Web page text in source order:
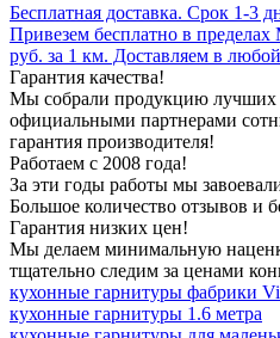
Бесплатная доставка. Срок 1-3
Привезем бесплатно в
руб. за 1 км. Доставляем в
Гарантия качества!
Мы собрали продукцию лучших
официальными партнерами
гарантия производителя!
Работаем с 2008 года!
За эти годы работы мы
Большое количество отзывов и
Гарантия низких цен!
Мы делаем минимальную
тщательно следим за ценами
кухонные гарнитуры фабрики
кухонные гарнитуры 1.6 метра